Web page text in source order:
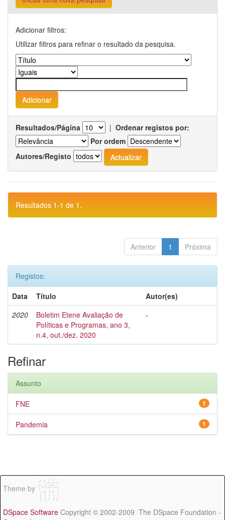
Adicionar filtros:
Utilizar filtros para refinar o resultado da pesquisa.
Resultados/Página | Ordenar registos por:
Por ordem
Autores/Registo
Resultados 1-1 de 1.
Anterior 1 Próxima
Registos:
Data
Título
Autor(es)
2020
Boletim Etene Avaliação de
Políticas e Programas, ano 3,
n.4, out./dez. 2020
-
Refinar
Assunto
1
FNE
1
Pandemia
Theme by
DSpace Software Copyright © 2002-2009 The DSpace Foundation -